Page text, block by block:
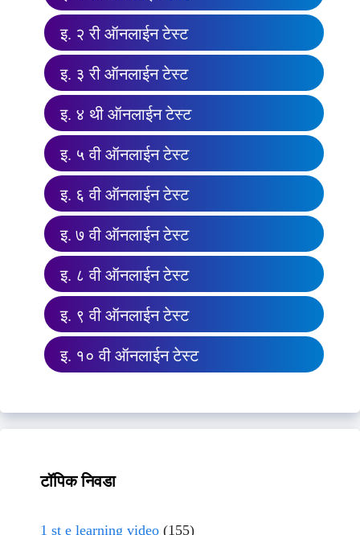
इ. २ री ऑनलाईन टेस्ट
इ. ३ री ऑनलाईन टेस्ट
इ. ४ थी ऑनलाईन टेस्ट
इ. ५ वी ऑनलाईन टेस्ट
इ. ६ वी ऑनलाईन टेस्ट
इ. ७ वी ऑनलाईन टेस्ट
इ. ८ वी ऑनलाईन टेस्ट
इ. ९ वी ऑनलाईन टेस्ट
इ. १० वी ऑनलाईन टेस्ट
टॉपिक निवडा
1 st e learning video (155)